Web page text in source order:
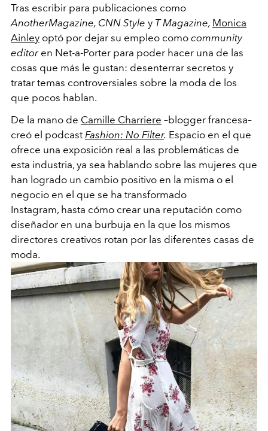
Tras escribir para publicaciones como
AnotherMagazine, CNN Style y T Magazine, Monica
Ainley optó por dejar su empleo como community
editoren Net-a-Porter para poder hacer una de las
cosas que más le gustan: desenterrar secretos y
tratar temas controversiales sobre la moda de los
que pocos hablan.
De la mano de Camille Charriere –blogger francesa–
creó el podcastFashion: No Filter. Espacio en el que
ofrece una exposición real a las problemáticas de
esta industria, ya sea hablando sobre las mujeres que
han logrado un cambio positivo en la misma o el
negocio en el que se ha transformado
Instagram, hasta cómo crear una reputación como
diseñador en una burbuja en la que los mismos
directores creativos rotan por las diferentes casas de
moda.